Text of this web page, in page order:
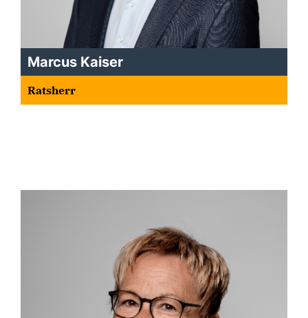
Marcus Kaiser
Ratsherr